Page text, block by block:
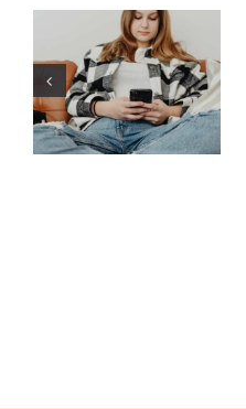
Innovative
strategier til
at øge
synligheden
af
Facebook-